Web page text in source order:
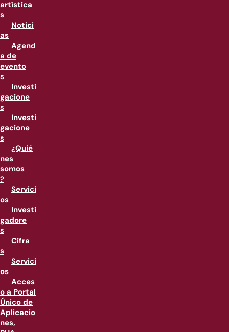
artística
s
Notici
as
Agend
a de
evento
s
Investi
gacione
s
Investi
gacione
s
¿Quié
nes
somos
?
Servici
os
Investi
gadore
s
Cifra
s
Servici
os
Acces
o a Portal
Único de
Aplicacio
nes,